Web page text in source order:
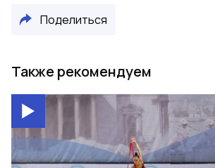
Поделиться
Также рекомендуем